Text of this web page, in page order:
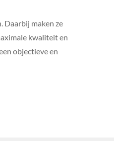
Daarbij maken ze
kwaliteit en
objectieve en